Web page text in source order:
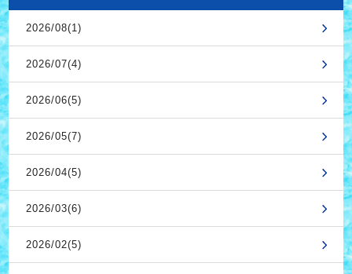
2026/08(1)
2026/07(4)
2026/06(5)
2026/05(7)
2026/04(5)
2026/03(6)
2026/02(5)